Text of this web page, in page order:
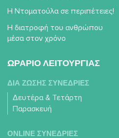
Η Ντοματούλα σε περιπέτειες!
Η διατροφή του ανθρώπου
μέσα στον χρόνο
ΩΡΑΡΙΟ ΛΕΙΤΟΥΡΓΙΑΣ
ΔΙΑ ΖΩΣΗΣ ΣΥΝΕΔΡΙΕΣ
Δευτέρα & Τετάρτη
Παρασκευή
ONLINE ΣΥΝΕΔΡΙΕΣ